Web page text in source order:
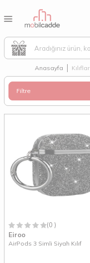
Anasayfa Kılıflar
Filtre
(0 )
Eiroo
AirPods 3 Simli Siyah Kılıf